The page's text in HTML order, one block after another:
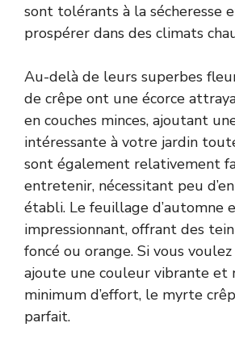
sont tolérants à la sécheresse
prospérer dans des climats
Au-delà de leurs superbes
de crêpe ont une écorce
en couches minces, ajoutant
intéressante à votre jardin
sont également relativement
entretenir, nécessitant peu
établi. Le feuillage d’automne
impressionnant, offrant des
foncé ou orange. Si vous
ajoute une couleur vibrante et
minimum d’effort, le myrte
parfait.